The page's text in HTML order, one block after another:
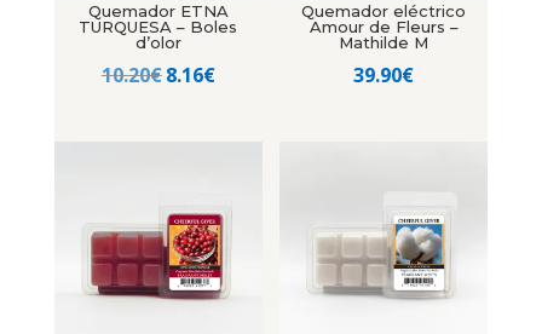
Quemador ETNA
TURQUESA – Boles
d’olor
10.20€El
8.16€El
Quemador eléctrico
Amour de Fleurs –
Mathilde M
39.90€